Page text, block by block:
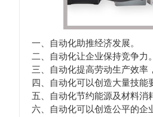
一、自动化助推经济发展。
二、自动化让企业保持竞争力。
三、自动化提高劳动生产效率
四、自动化可以创造大量技能
五、自动化节约能源及材料消
六、自动化可以创造公平的企